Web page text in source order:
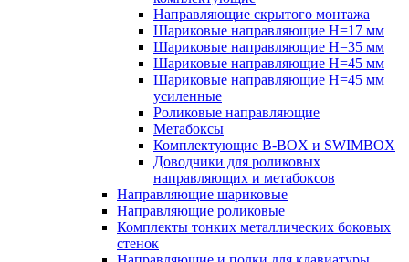
Направляющие скрытого монтажа
Шариковые направляющие H=17 мм
Шариковые направляющие H=35 мм
Шариковые направляющие H=45 мм
Шариковые направляющие H=45 мм
усиленные
Роликовые направляющие
Метабоксы
Комплектующие B-BOX и SWIMBOX
Доводчики для роликовых
направляющих и метабоксов
Направляющие шариковые
Направляющие роликовые
Комплекты тонких металлических боковых
стенок